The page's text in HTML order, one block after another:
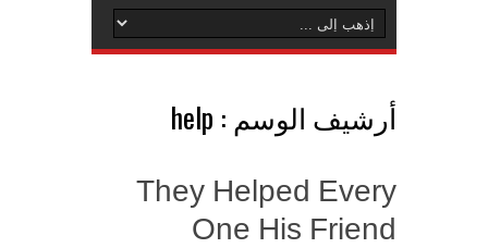
أرشيف الوسم : help
They Helped Every
One His Friend